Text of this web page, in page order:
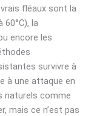
fléaux sont la
60°C), la
encore les
survivre à
à une attaque en
naturels comme
mais ce n’est pas